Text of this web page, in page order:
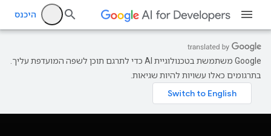
היכנס
‫Google משתמשת בטכנולוגיית AI כדי לתרגם תוכן לשפה המועדפת עליך.
בתרגומים כאלו עשויות להיות שגיאות.